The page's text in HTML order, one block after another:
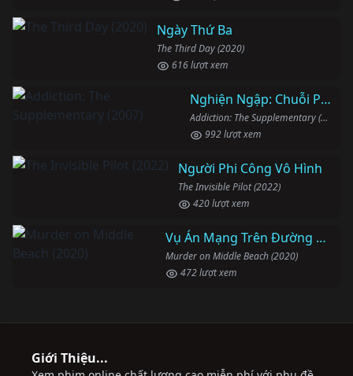
Ngày Thứ Ba
The Third Day (2020)
616 lượt xem
Nghiện Ngập: Chuỗi Phim Bổ Trợ
Addiction: The Supplementary (2007)
992 lượt xem
Người Phi Công Vô Hình
The Invisible Pilot (2022)
420 lượt xem
Vụ Án Mạng Trên Đường Middle Beach
Murder on Middle Beach (2020)
472 lượt xem
Giới Thiệu...